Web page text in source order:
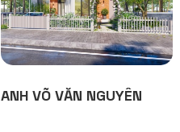
ANH VÕ VĂN NGUYÊN